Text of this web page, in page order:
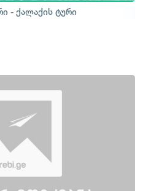
- ქალაქის ტური